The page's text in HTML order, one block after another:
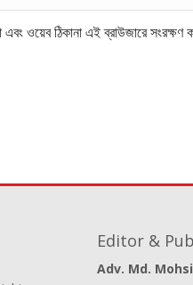
ওয়েব ঠিকানা এই ব্রাউজারে সংরক্ষণ
Editor &
Adv. Md.